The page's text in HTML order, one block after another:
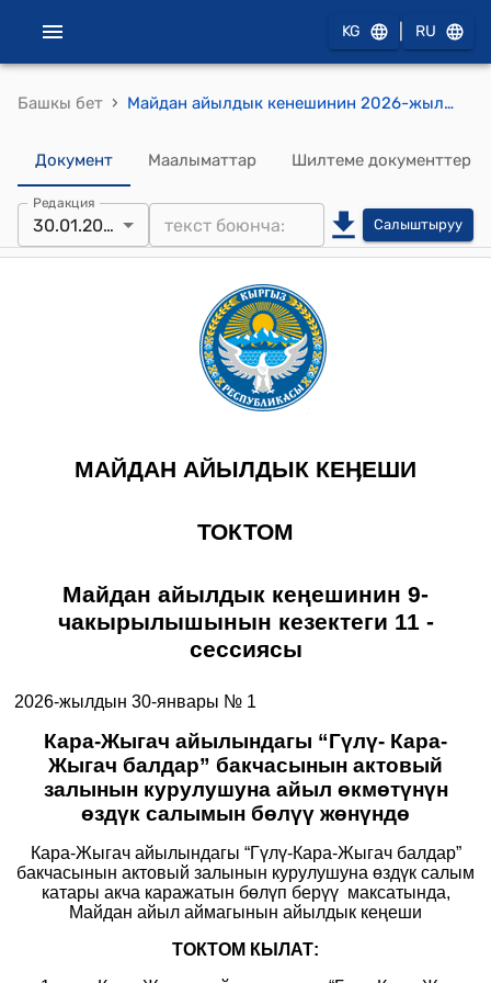
KG RU
Башкы бет › Майдан айылдык кенешинин 2026-жылдын 30-январындагы №6 "Кара-Жыгач айылындагы “Гүлү- Кара-Жыгач балдар” бакчасынын актовый залынын курулушуна айыл өкмөтүнүн өздүк салымын бөлүү жөнүндө" токтому
Документ Маалыматтар Шилтеме документтер
Редакция
30.01.2026 Салыштыруу